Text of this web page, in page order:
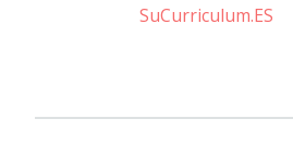
SuCurriculum.ES